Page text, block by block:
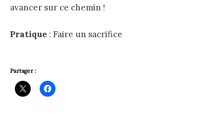
avancer sur ce chemin !
Pratique : Faire un sacrifice
Partager :